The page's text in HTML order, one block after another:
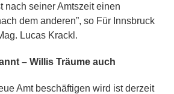
nach seiner Amtszeit einen
dem anderen”, so Für Innsbruck
Lucas Krackl.
– Willis Träume auch
Amt beschäftigen wird ist derzeit